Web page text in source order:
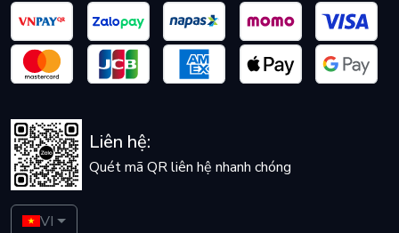
Liên hệ:
Quét mã QR liên hệ nhanh chóng
VI